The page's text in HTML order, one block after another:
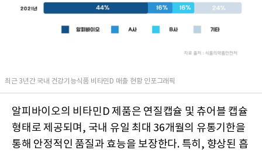
최근 3년간 국내 건강기능식품 비타민D 매출 현황 인포그래픽
알피바이오의 비타민D 제품은 연질캡슐 및 츄어블 캡슐
형태로 제공되며, 국내 유일 최대 36개월의 유통기한을
통해 안정적인 품질과 효능을 보장한다. 특히, 향상된 흡